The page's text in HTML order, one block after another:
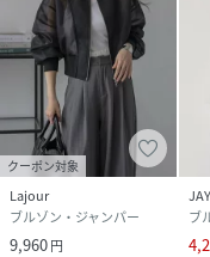
クリーニング
品番
クーポン対象
Lajour
ブルゾン・ジャンパー
9,960円
ブ